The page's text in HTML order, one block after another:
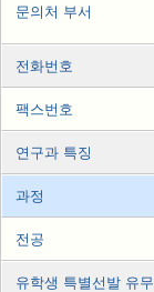
문의처 부서
전화번호
팩스번호
연구과 특징
과정
전공
유학생 특별선발 유무